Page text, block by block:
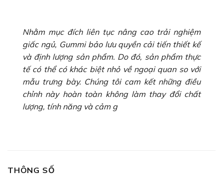
Nhằm mục đích liên tục nâng cao trải nghiệm
giấc ngủ, Gummi bảo lưu quyền cải tiến thiết kế
và định lượng sản phẩm. Do đó, sản phẩm thực
tế có thể có khác biệt nhỏ về ngoại quan so với
mẫu trưng bày. Chúng tôi cam kết những điều
chỉnh này hoàn toàn không làm thay đổi chất
lượng, tính năng và cảm g
THÔNG SỐ